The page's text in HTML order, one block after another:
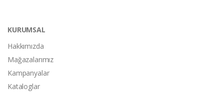
KURUMSAL
Hakkımızda
Mağazalarımız
Kampanyalar
Kataloglar